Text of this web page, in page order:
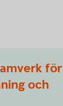
för
och